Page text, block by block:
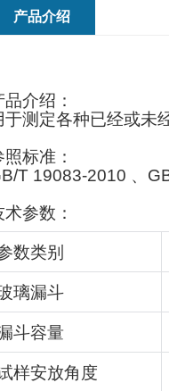
产品介绍
品介绍：
于测定各种已经或未
照标准：
T 19083-2010 、
术参数：
数类别
璃漏斗
斗容量
样安放角度